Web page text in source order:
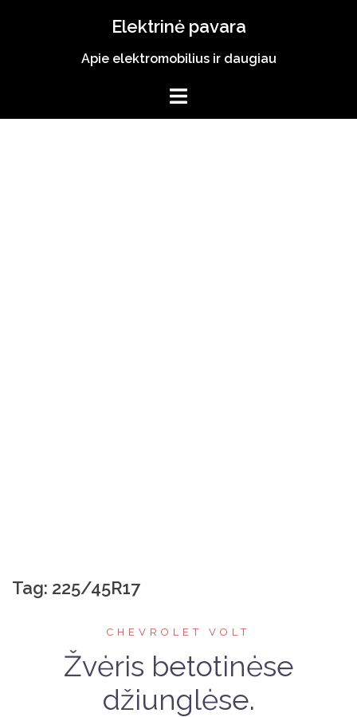
Elektrinė pavara
Apie elektromobilius ir daugiau
Tag: 225/45R17
CHEVROLET VOLT
Žvėris betotinėse
džiunglėse.